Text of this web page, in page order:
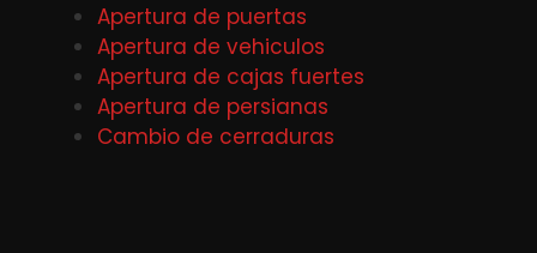
Apertura de puertas
Apertura de vehiculos
Apertura de cajas fuertes
Apertura de persianas
Cambio de cerraduras